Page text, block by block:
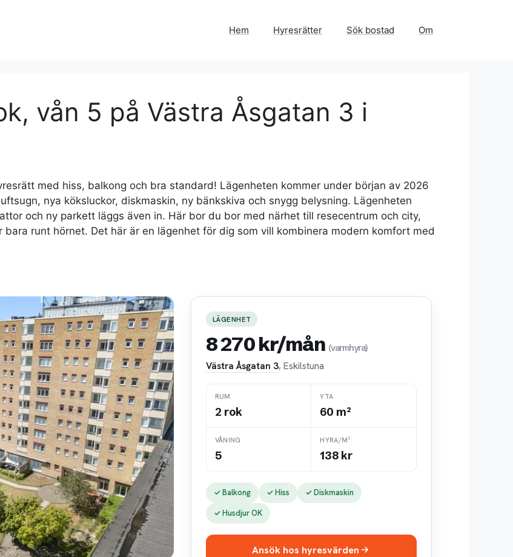
Hem Hyresrätter Sök bostad Om
vån 5 på Västra Åsgatan 3 i
med hiss, balkong och bra standard! Lägenheten kommer under början av 2026
nya köksluckor, diskmaskin, ny bänkskiva och snygg belysning. Lägenheten
och ny parkett läggs även in. Här bor du bor med närhet till resecentrum och city,
runt hörnet. Det här är en lägenhet för dig som vill kombinera modern komfort med
LÄGENHET
8 270 kr/mån (varmhyra)
Västra Åsgatan 3, Eskilstuna
RUM
2 rok
YTA
60 m²
VÅNING
5
HYRA/M²
138 kr
✓ Balkong ✓ Hiss
✓ Diskmaskin
✓ Husdjur OK
Ansök hos hyresvärden